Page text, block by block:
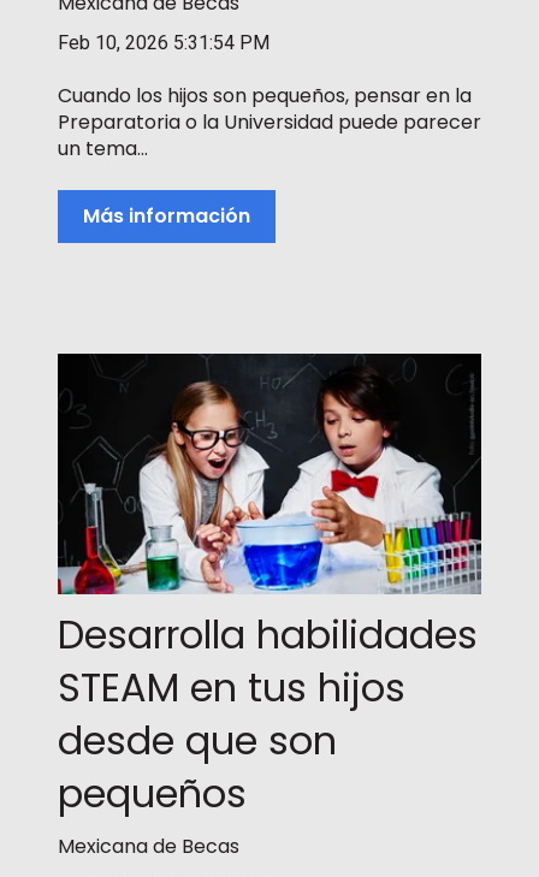
Feb 10, 2026 5:31:54 PM
Cuando los hijos son pequeños, pensar en la
Preparatoria o la Universidad puede parecer
un tema...
Más información
Desarrolla habilidades
STEAM en tus hijos
desde que son
pequeños
Mexicana de Becas